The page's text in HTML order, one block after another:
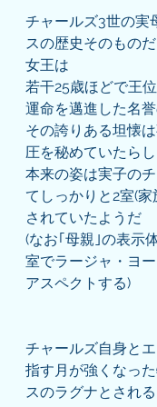
チャールズ3世の実
スの歴史そのもの
女王は
若干25歳ほどで王
運命を邁進した名
その誇りある坦懐
圧を秘めていたらし
本来の姿は実子の
てしっかりと2室(
されていたようだ
(なお｢母親｣の表示
室でラージャ・ヨ
アスペクトする)
チャールズ自身と
指す月が強くなっ
スのラグナとされる